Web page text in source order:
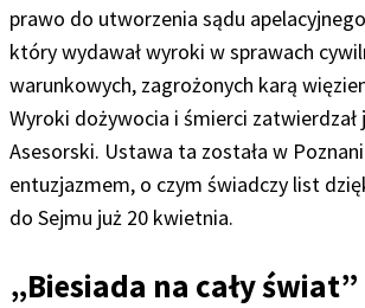
prawo do utworzenia sądu
który wydawał wyroki w sprawach
warunkowych, zagrożonych karą
Wyroki dożywocia i śmierci zatwierdzał
Asesorski. Ustawa ta została w
entuzjazmem, o czym świadczy list
do Sejmu już 20 kwietnia.
„Biesiada na cały świat”